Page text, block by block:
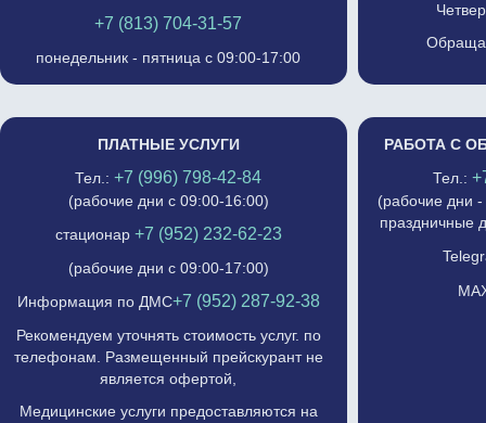
+7 (813) 704-31-57
понедельник - пятница с 09:00-17:00
ПЛАТНЫЕ УСЛУГИ
Тел.: +7 (996) 798-42-84
(рабочие дни с 09:00-16:00)
стационар +7 (952) 232-62-23
(рабочие дни с 09:00-17:00)
Информация по ДМС+7 (952) 287-92-38
Рекомендуем уточнять стоимость услуг. по
телефонам. Размещенный прейскурант не
является офертой,
Медицинские услуги предоставляются на
РАБОТА С
Тел.:
(рабочие дни
праздничные